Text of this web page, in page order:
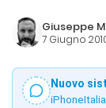
Giuseppe
7 Giugno
Nuovo